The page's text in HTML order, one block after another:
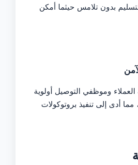
بدون تلامس حيثما أمكن
وموظفي التوصيل أولوية
مما أدى إلى تنفيذ بروتوكولات